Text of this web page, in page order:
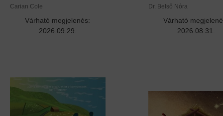
Carian Cole
Várható megjelenés:
2026.09.29.
Dr. Belső Nóra
Várható
2026.08.31.